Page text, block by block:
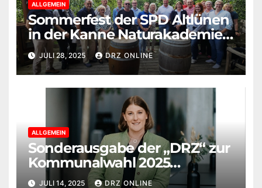
ALLGEMEIN
Sommerfest der SPD Altlünen
in der Kanne Naturakademie:
Politik trifft auf Brot, Bildung
und Begegnung
JULI 28, 2025 DRZ ONLINE
ALLGEMEIN
Sonderausgabe der „DRZ“ zur
Kommunalwahl 2025
erschienen
JULI 14, 2025 DRZ ONLINE